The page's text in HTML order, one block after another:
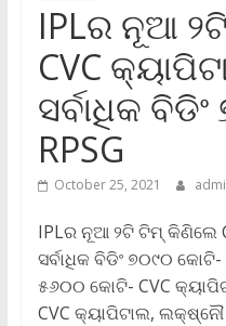
IPLର ନୂଆ
CVC
ସର୍ବାଧିକ
RPSG
October 25, 2021
IPLର ନୂଆ ୨ଟି ଟିମ୍‌ କିଣିଲେ
ସର୍ବାଧିକ ବିଡିଂ ୭୦୯୦ କୋଟି-
୫୬୦୦ କୋଟି- CVC
CVC କ୍ୟାପିଟାଲ, ଲକ୍ଷ୍ନୌ